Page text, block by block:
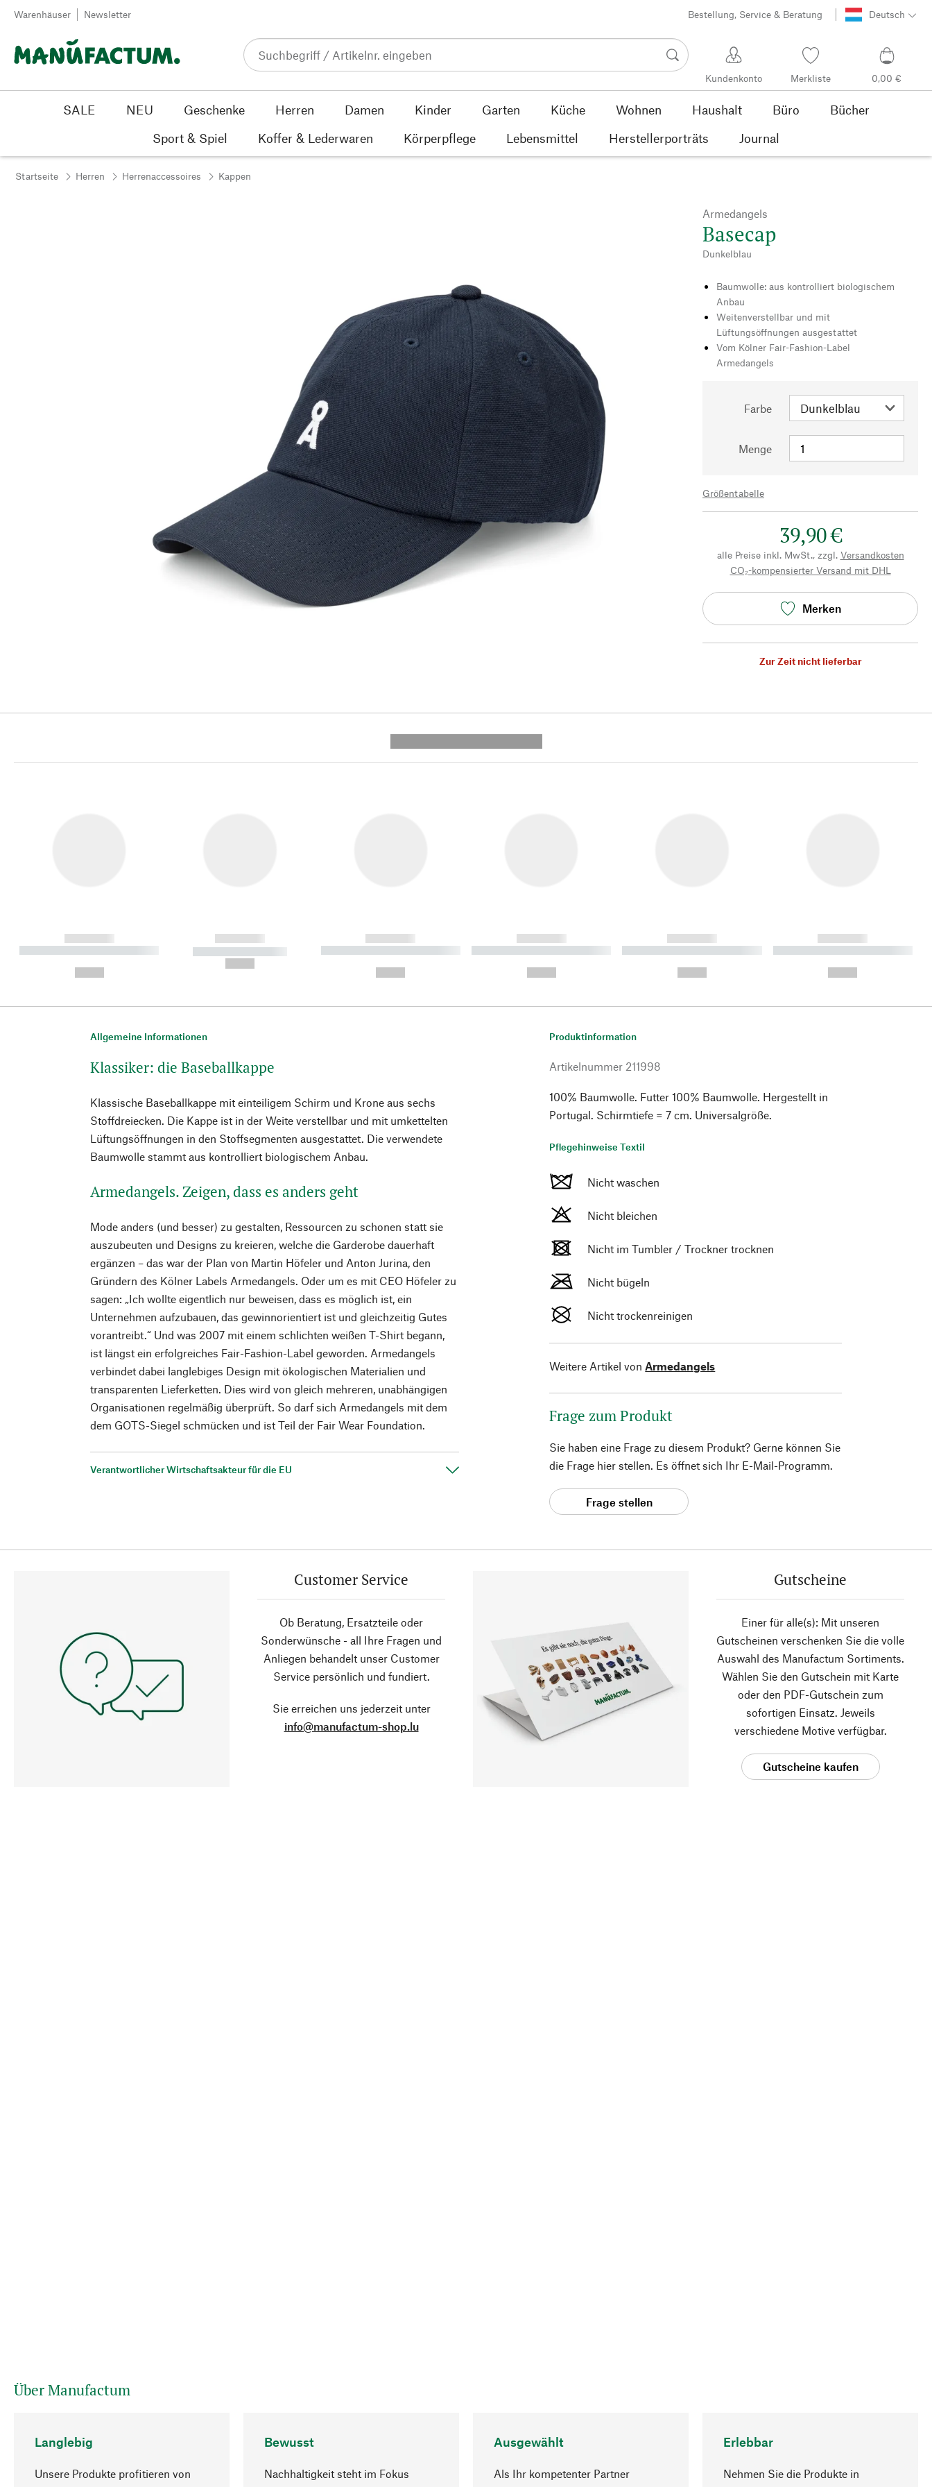
Zum Inhalt springen
Warenhäuser Newsletter Bestellung, Service & Beratung Deutsch
Kundenkonto Merkliste 0,00 €
SALE NEU Geschenke Herren Damen Kinder Garten Küche Wohnen Haushalt Büro
Bücher
Sport & Spiel
Koffer & Lederwaren Körperpflege Lebensmittel Herstellerporträts Journal
Startseite Herren Herrenaccessoires Kappen
Armedangels
Basecap
Dunkelblau
Baumwolle: aus kontrolliert biologischem
Anbau
Weitenverstellbar und mit
Lüftungsöffnungen ausgestattet
Vom Kölner Fair-Fashion-Label
Armedangels
Farbe
Menge
Größentabelle
39,90 €
alle Preise inkl. MwSt., zzgl. Versandkosten
CO₂-kompensierter Versand mit DHL
Merken
Zur Zeit nicht lieferbar
------------
----------- ----------- ----------
------------
----------- -----------
------------
----------- ----------- ----------
------------
----------- ----------- ----------
------------
----------- ----------- ----------
------------
----------- ----------- ----------
Allgemeine Informationen
Klassiker: die Baseballkappe
Klassische Baseballkappe mit einteiligem Schirm und Krone aus sechs
Stoffdreiecken. Die Kappe ist in der Weite verstellbar und mit umkettelten
Lüftungsöffnungen in den Stoffsegmenten ausgestattet. Die verwendete
Baumwolle stammt aus kontrolliert biologischem Anbau.
Armedangels. Zeigen, dass es anders geht
Mode anders (und besser) zu gestalten, Ressourcen zu schonen statt sie
auszubeuten und Designs zu kreieren, welche die Garderobe dauerhaft
ergänzen – das war der Plan von Martin Höfeler und Anton Jurina, den
Gründern des Kölner Labels Armedangels. Oder um es mit CEO Höfeler zu
sagen: „Ich wollte eigentlich nur beweisen, dass es möglich ist, ein
Unternehmen aufzubauen, das gewinnorientiert ist und gleichzeitig Gutes
vorantreibt.“ Und was 2007 mit einem schlichten weißen T-Shirt begann,
ist längst ein erfolgreiches Fair-Fashion-Label geworden. Armedangels
verbindet dabei langlebiges Design mit ökologischen Materialien und
transparenten Lieferketten. Dies wird von gleich mehreren, unabhängigen
Organisationen regelmäßig überprüft. So darf sich Armedangels mit dem
dem GOTS-Siegel schmücken und ist Teil der Fair Wear Foundation.
Verantwortlicher Wirtschaftsakteur für die EU
Produktinformation
Artikelnummer 211998
100% Baumwolle. Futter 100% Baumwolle. Hergestellt in
Portugal. Schirmtiefe = 7 cm. Universalgröße.
Pflegehinweise Textil
Nicht waschen
Nicht bleichen
Nicht im Tumbler / Trockner trocknen
Nicht bügeln
Nicht trockenreinigen
Weitere Artikel von Armedangels
Frage zum Produkt
Sie haben eine Frage zu diesem Produkt? Gerne können Sie
die Frage hier stellen. Es öffnet sich Ihr E-Mail-Programm.
Frage stellen
Customer Service
Ob Beratung, Ersatzteile oder
Sonderwünsche - all Ihre Fragen und
Anliegen behandelt unser Customer
Service persönlich und fundiert.
Sie erreichen uns jederzeit unter
info@manufactum-shop.lu
Gutscheine
Einer für alle(s): Mit unseren
Gutscheinen verschenken Sie die volle
Auswahl des Manufactum Sortiments.
Wählen Sie den Gutschein mit Karte
oder den PDF-Gutschein zum
sofortigen Einsatz. Jeweils
verschiedene Motive verfügbar.
Gutscheine kaufen
Über Manufactum
Langlebig
Unsere Produkte profitieren von
Bewusst
Nachhaltigkeit steht im Fokus
Ausgewählt
Als Ihr kompetenter Partner
Erlebbar
Nehmen Sie die Produkte in